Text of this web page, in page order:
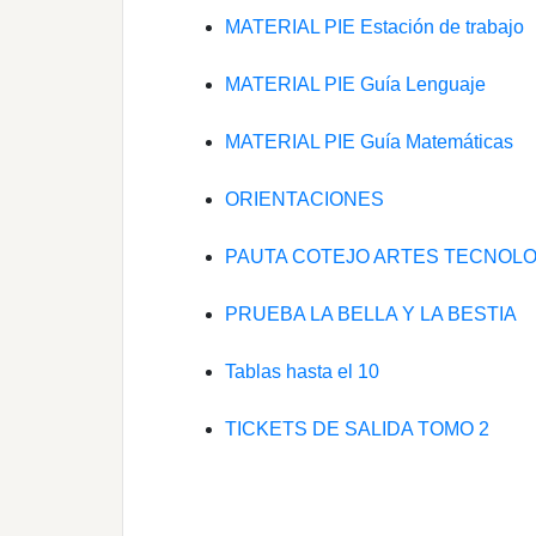
MATERIAL PIE Estación de trabajo
MATERIAL PIE Guía Lenguaje
MATERIAL PIE Guía Matemáticas
ORIENTACIONES
PAUTA COTEJO ARTES
PRUEBA LA BELLA Y LA BESTIA
Tablas hasta el 10
TICKETS DE SALIDA TOMO 2